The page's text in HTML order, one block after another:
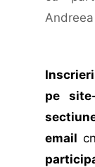
pe
email